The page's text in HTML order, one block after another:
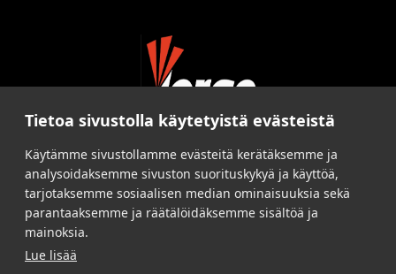
Tietoa sivustolla käytetyistä evästeistä
Käytämme sivustollamme evästeitä kerätäksemme ja
analysoidaksemme sivuston suorituskykyä ja käyttöä,
tarjotaksemme sosiaalisen median ominaisuuksia sekä
parantaaksemme ja räätälöidäksemme sisältöä ja
mainoksia.
Lue lisää